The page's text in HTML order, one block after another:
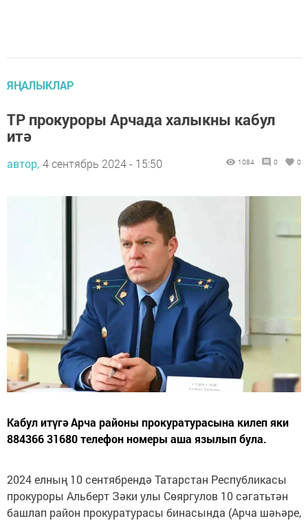
ЯҢАЛЫКЛАР
ТР прокуроры Арчада халыкны кабул
итә
автор, 4 сентябрь 2024 - 15:50 1084 0 0
Кабул итүгә Арча районы прокуратурасына килеп яки
884366 31680 телефон номеры аша язылып була.
2024 елның 10 сентябрендә Татарстан Республикасы
прокуроры Альберт Зәки улы Сөяргулов 10 сәгатьтән
башлап район прокуратурасы бинасында (Арча шәһәре,